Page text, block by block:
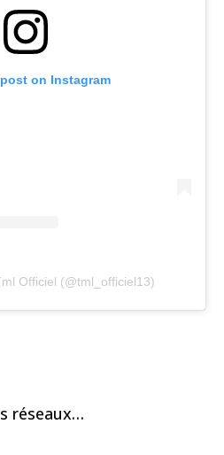
on Instagram
Officiel (@tml_officiel13)
réseaux…